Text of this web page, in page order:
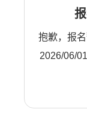
抱歉，报
2026/06/